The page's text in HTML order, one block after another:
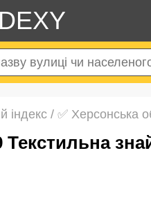
індекс / ✅ Херсонська
Текстильна